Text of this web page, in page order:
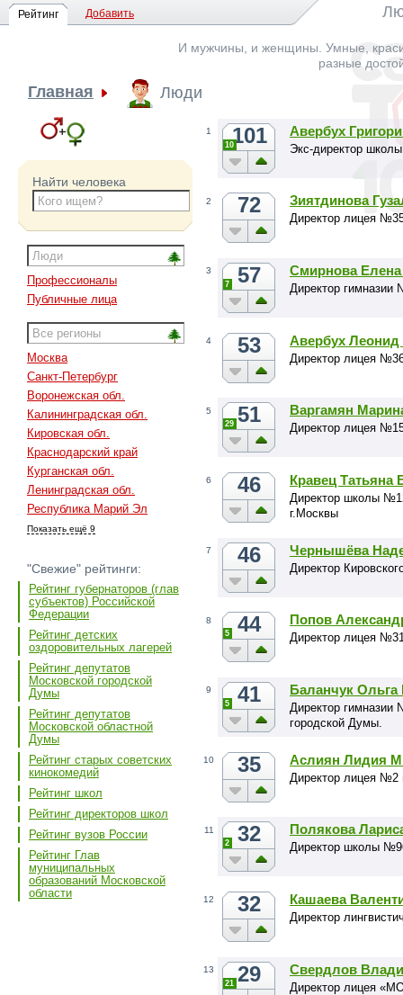
Рейтинг Добавить
И мужчины, и женщины. Умные,
разные
Главная Люди
Найти человека
Профессионалы
Публичные лица
Москва
Санкт-Петербург
Воронежская обл.
Калининградская обл.
Кировская обл.
Краснодарский край
Курганская обл.
Ленинградская обл.
Республика Марий Эл
Показать ещё 9
"Свежие" рейтинги:
Рейтинг губернаторов (глав
субъектов) Российской
Федерации
Рейтинг детских
оздоровительных лагерей
Рейтинг депутатов
Московской городской
Думы
Рейтинг депутатов
Московской областной
Думы
Рейтинг старых советских
кинокомедий
Рейтинг школ
Рейтинг директоров школ
Рейтинг вузов России
Рейтинг Глав
муниципальных
образований Московской
области
1 101
10
Авербух
Экс-директор
2 72 Зиятдинова
Директор лицея
3 57
7
Смирнова Елена
Директор гимназии
4 53 Авербух
Директор лицея
5 51
29
Варгамян
Директор лицея
6 46 Кравец Татьяна
Директор школы
г.Москвы
7 46 Чернышёва
Директор
8 44
5
Попов
Директор лицея
9 41
5
Баланчук Ольга
Директор гимназии
городской Думы.
10 35 Аслиян Лидия
Директор лицея №2
11 32
2
Полякова
Директор школы
12 32 Кашаева
Директор
13 29
21
Свердлов
Директор лицея